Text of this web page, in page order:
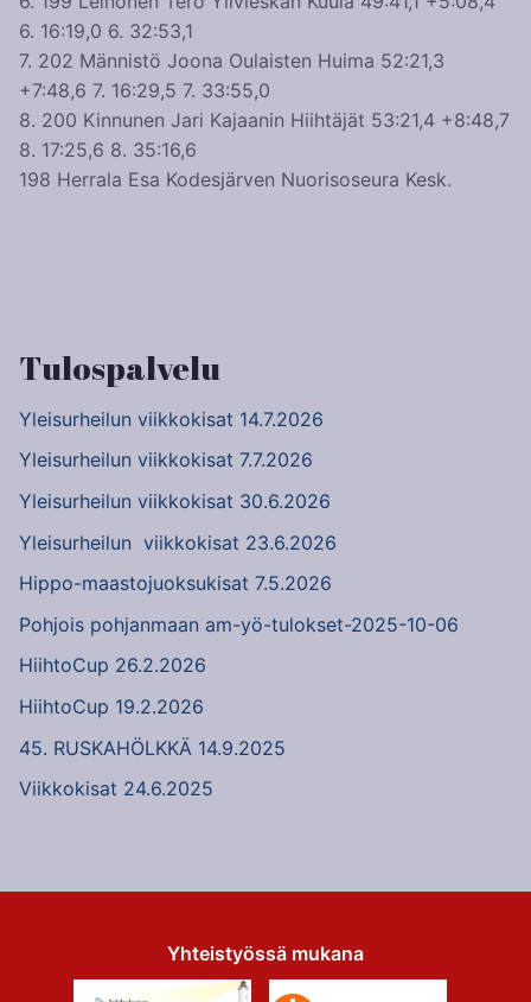
6. 16:19,0 6. 32:53,1
7. 202 Männistö Joona Oulaisten Huima 52:21,3
+7:48,6 7. 16:29,5 7. 33:55,0
8. 200 Kinnunen Jari Kajaanin Hiihtäjät 53:21,4 +8:48,7
8. 17:25,6 8. 35:16,6
198 Herrala Esa Kodesjärven Nuorisoseura Kesk.
Tulospalvelu
Yleisurheilun viikkokisat 14.7.2026
Yleisurheilun viikkokisat 7.7.2026
Yleisurheilun viikkokisat 30.6.2026
Yleisurheilun viikkokisat 23.6.2026
Hippo-maastojuoksukisat 7.5.2026
Pohjois pohjanmaan am-yö-tulokset-2025-10-06
HiihtoCup 26.2.2026
HiihtoCup 19.2.2026
45. RUSKAHÖLKKÄ 14.9.2025
Viikkokisat 24.6.2025
Yhteistyössä mukana